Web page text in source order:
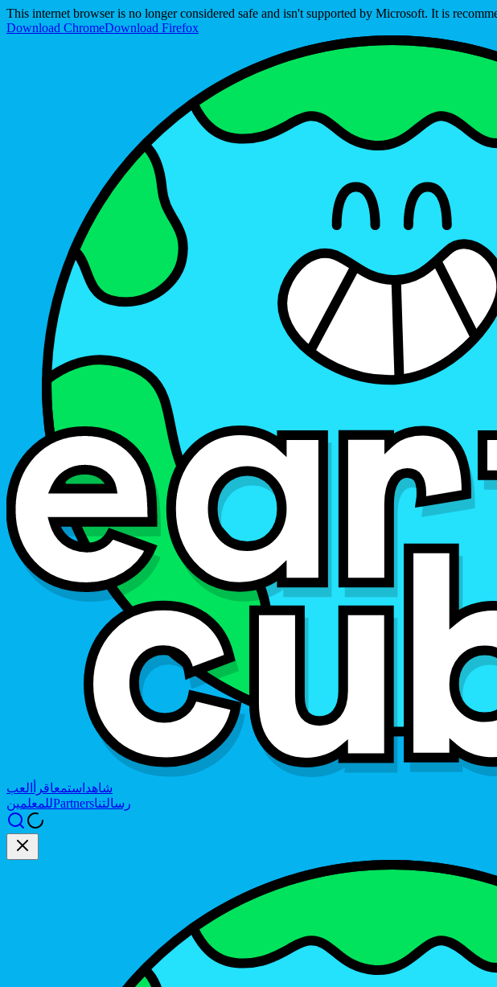
This internet browser is no longer considered safe and isn't supported by Microsoft. It is
Download ChromeDownload Firefox
شاهد استمعاقرأ
العب
للمعلمينPartnersرسالتنا